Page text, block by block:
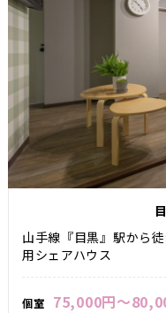
山手線『目黒』駅から
用シェアハウス
個室 75,000円～